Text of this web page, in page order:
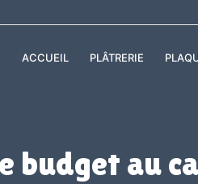
ACCUEIL PLÂTRERIE
budget au